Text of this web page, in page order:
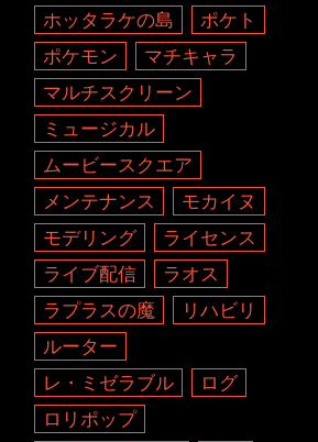
ホッタラケの島
ポケト
ポケモン
マチキャラ
マルチスクリーン
ミュージカル
ムービースクエア
メンテナンス
モカイヌ
モデリング
ライセンス
ライブ配信
ラオス
ラプラスの魔
リハビリ
ルーター
レ・ミゼラブル
ログ
ロリポップ